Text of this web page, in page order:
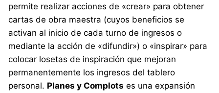
permite realizar acciones de «crear» para obtener
cartas de obra maestra (cuyos beneficios se
activan al inicio de cada turno de ingresos o
mediante la acción de «difundir») o «inspirar» para
colocar losetas de inspiración que mejoran
permanentemente los ingresos del tablero
personal. Planes y Complots es una expansión